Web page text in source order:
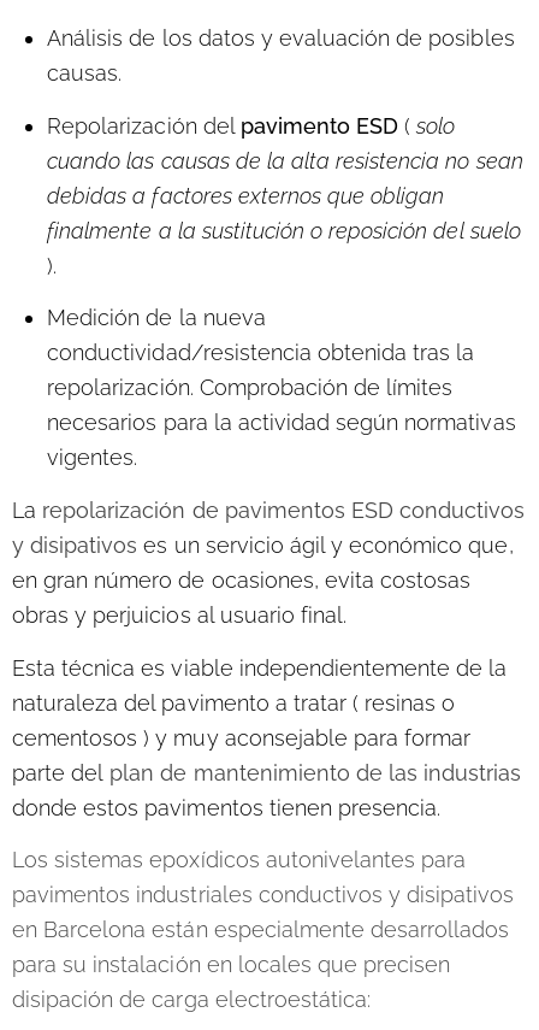
Análisis de los datos y evaluación de posibles
causas.
Repolarización del pavimento ESD (solo
cuando las causas de la alta resistencia no sean
debidas a factores externos que obligan
finalmente a la sustitución o reposición del suelo
).
Medición de la nueva
conductividad/resistencia obtenida tras la
repolarización. Comprobación de límites
necesarios para la actividad según normativas
vigentes.
La repolarización de pavimentos ESD conductivos
y disipativos es un servicio ágil y económico que,
en gran número de ocasiones, evita costosas
obras y perjuicios al usuario final.
Esta técnica es viable independientemente de la
naturaleza del pavimento a tratar ( resinas o
cementosos ) y muy aconsejable para formar
parte del plan de mantenimiento de las industrias
donde estos pavimentos tienen presencia.
Los sistemas epoxídicos autonivelantes para
pavimentos industriales conductivos y disipativos
en Barcelona están especialmente desarrollados
para su instalación en locales que precisen
disipación de carga electroestática: